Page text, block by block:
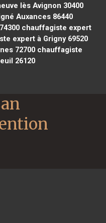
lès Avignon 30400
Auxances 86440
chauffagiste expert
expert à Grigny 69520
72700 chauffagiste
26120